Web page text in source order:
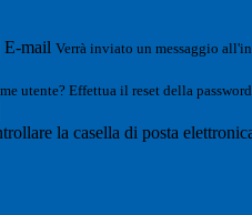
E-mail Verrà inviato un messaggio
utente? Effettua il reset della
la casella di posta